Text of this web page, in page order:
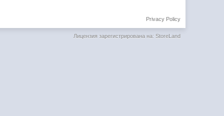
Privacy Policy
Лицензия зарегистрирована на: StoreLand